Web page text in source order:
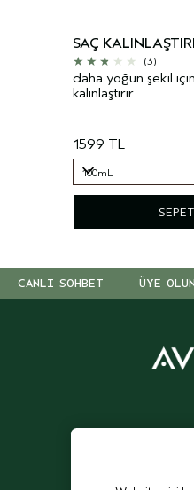
SAÇ
(3)
daha yoğun şekil için
kalınlaştırır
1599 TL
100mL
CANLI SOHBET ÜYE